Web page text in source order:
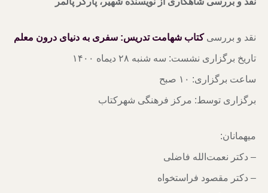
نقد و بررسیکتاب شهامت تدریس: سفری به دنیای درون معلم
تاریخ برگزاری نشست: سه شنبه ۲۸ دیماه ۱۴۰۰
ساعت برگزاری: ۱۰ صبح
برگزاری توسط: مرکز فرهنگی شهرکتاب
میهمانان:
– دکتر نعمت‌الله فاضلی
– دکتر مقصود فراستخواه